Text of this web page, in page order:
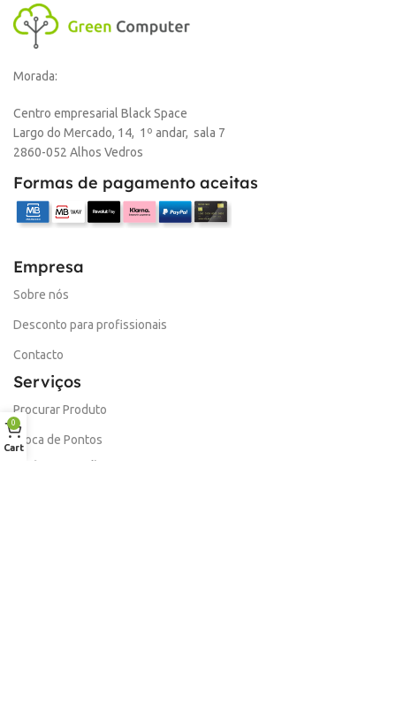
Morada:
Centro empresarial Black Space
Largo do Mercado, 14, 1º andar, sala 7
2860-052 Alhos Vedros
Formas de pagamento aceitas
Empresa
Sobre nós
Desconto para profissionais
Contacto
Serviços
Procurar Produto
Troca de Pontos
Informações
0
Cart